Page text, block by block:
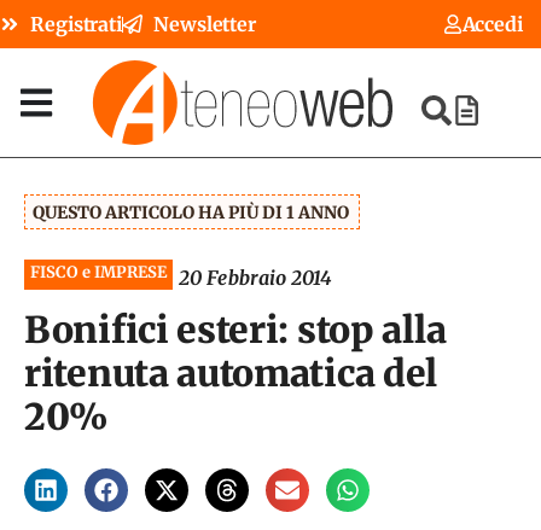
Registrati Newsletter Accedi
QUESTO ARTICOLO HA PIÙ DI 1 ANNO
FISCO e IMPRESE 20 Febbraio 2014
Bonifici esteri: stop alla
ritenuta automatica del
20%